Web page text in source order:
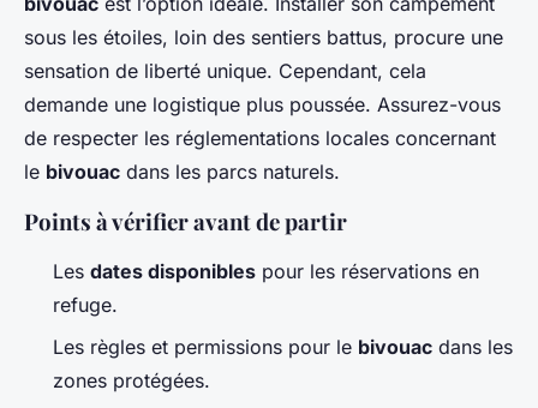
sous les étoiles, loin des sentiers battus, procure une
sensation de liberté unique. Cependant, cela
demande une logistique plus poussée. Assurez-vous
de respecter les réglementations locales concernant
le bivouac dans les parcs naturels.
Points à vérifier avant de partir
Les dates disponibles pour les réservations en
refuge.
Les règles et permissions pour le bivouac dans les
zones protégées.